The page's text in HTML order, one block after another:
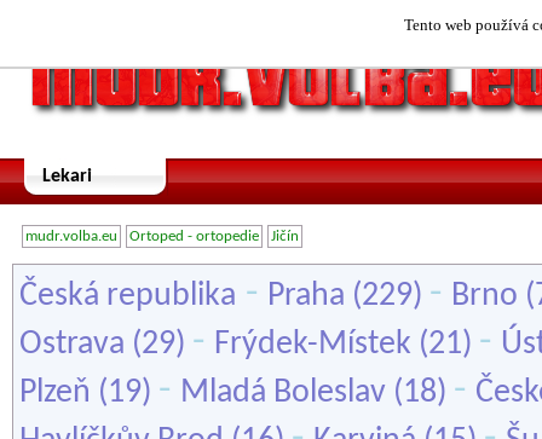
Tento web používá
Lekari
mudr.volba.eu Ortoped - ortopedie Jičín
Česká republika - Praha (229) - Brno
Ostrava (29) - Frýdek-Místek (21) -
Plzeň (19) - Mladá Boleslav (18) -